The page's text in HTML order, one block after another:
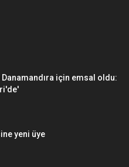
Danamandıra için emsal oldu:
yeni üye